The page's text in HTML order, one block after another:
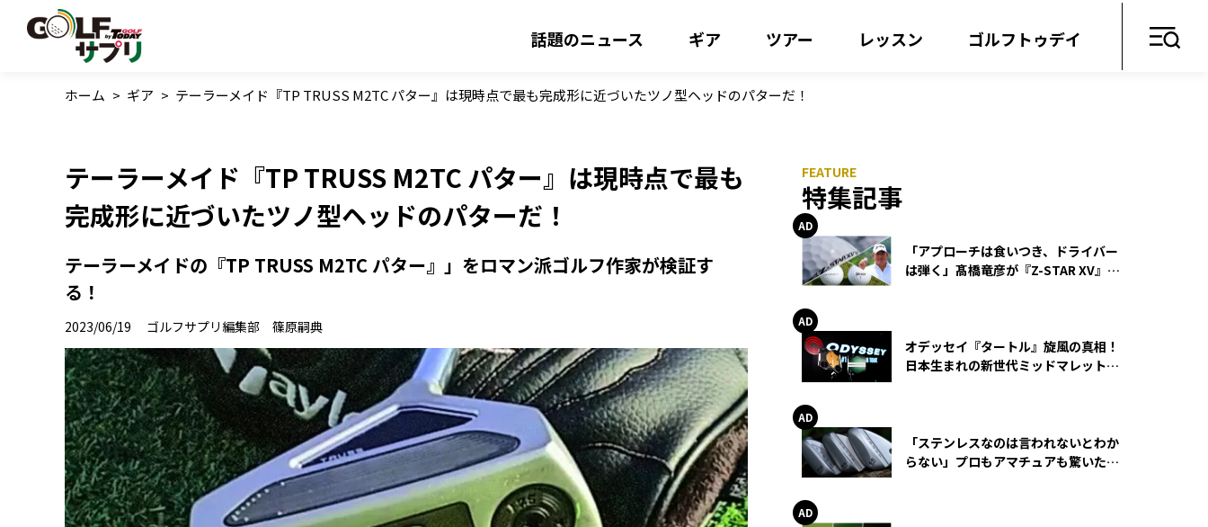
話題のニュース ギア ツアー レッスン ゴルフトゥデイ
ホーム > ギア > テーラーメイド『TP TRUSS M2TC パター』は現時点で最も完成形に近づいたツノ型ヘッドのパターだ！
テーラーメイド『TP TRUSS M2TC パター』は現時点で最も
完成形に近づいたツノ型ヘッドのパターだ！
テーラーメイドの『TP TRUSS M2TC パター』」をロマン派ゴルフ作家が検証す
る！
2023/06/19 ゴルフサプリ編集部 篠原嗣典
特集記事
「アプローチは食いつき、ドライバー
は弾く」髙橋竜彦が『Z-STAR XV』を
オデッセイ『タートル』旋風の真相！
日本生まれの新世代ミッドマレットが
「ステンレスなのは言われないとわか
らない」プロもアマチュアも驚いた